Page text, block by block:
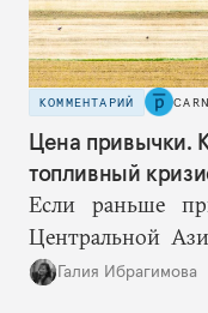
КОММЕНТАРИЙ
Цена привычки.
топливный
Если раньше
Центральной
Москве за
Галия Ибрагимова